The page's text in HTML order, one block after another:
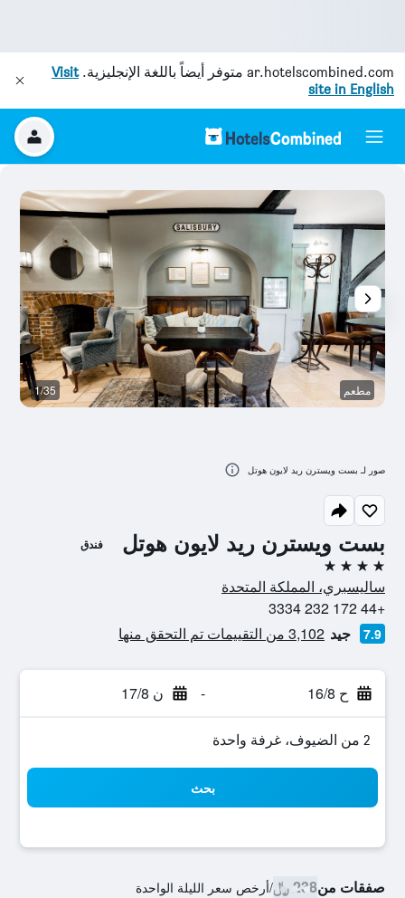
ar.hotelscombined.com متوفر أيضاً باللغة الإنجليزية.Visit
site in English
بست ويسترن ريد لايون هوتل فندق
4 نجوم
ساليسبري، المملكة المتحدة
+44 172 232 3334
7.9 جيد 3,102 من التقييمات تم التحقق منها
ح 16/8 - ن 17/8
2 من الضيوف، غرفة واحدة
بحث
صفقات من238 ﷼ /أرخص سعر الليلة الواحدة
مطعم 1/35
صور لـ بست ويسترن ريد لايون هوتل